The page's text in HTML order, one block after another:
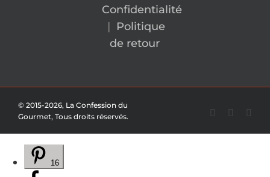
Confidentialité
| Politique
de retour
© 2015-2026, La Confession du
Gourmet, Tous droits réservés.
FacebookPinterest
16